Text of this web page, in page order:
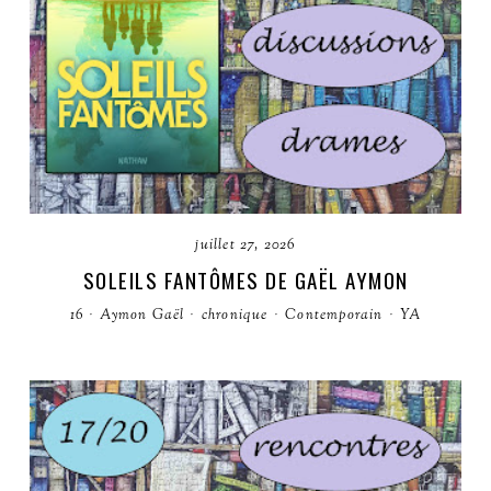
juillet 27, 2026
SOLEILS FANTÔMES DE GAËL AYMON
16 · Aymon Gaël · chronique · Contemporain · YA